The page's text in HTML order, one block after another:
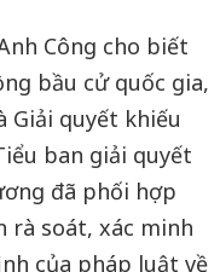
Công cho biết
bầu cử quốc gia,
Giải quyết khiếu
ban giải quyết
đã phối hợp
rà soát, xác minh
của pháp luật về